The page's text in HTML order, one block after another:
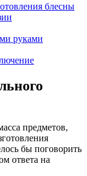
блесны
руками
предметов,
бы поговорить
ответа на